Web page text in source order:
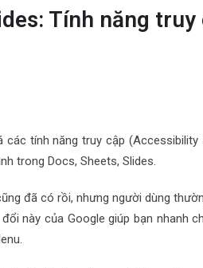
Tính năng
các tính năng truy cập
trong Docs, Sheets, Slides.
đã có rồi, nhưng người dùng
này của Google giúp bạn nhanh